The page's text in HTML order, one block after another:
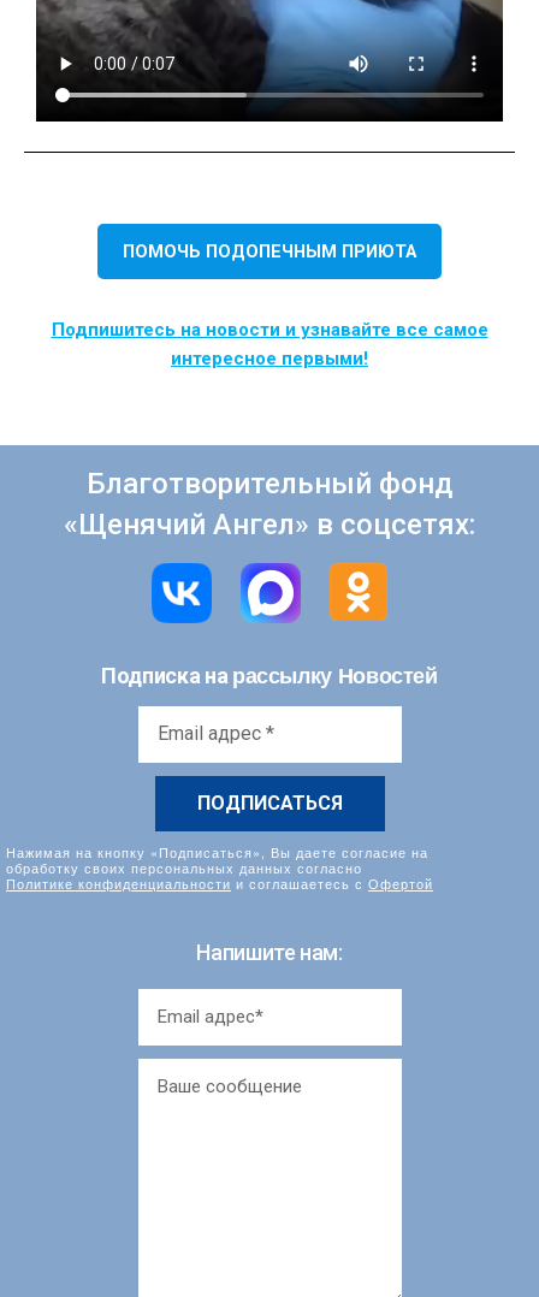
ПОМОЧЬ ПОДОПЕЧНЫМ ПРИЮТА
Подпишитесь на новости и узнавайте все самое
интересное первыми!
Благотворительный фонд
«Щенячий Ангел» в соцсетях:
Подписка на рассылку Новостей
Нажимая на кнопку «Подписаться», Вы даете согласие на
обработку своих персональных данных согласно
Политике конфиденциальности и соглашаетесь с Офертой
Напишите нам: